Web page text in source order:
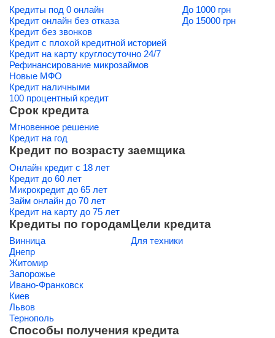
Кредиты под 0 онлайн
Кредит онлайн без отказа
Кредит без звонков
Кредит с плохой кредитной историей
Кредит на карту круглосуточно 24/7
Рефинансирование микрозаймов
Новые МФО
Кредит наличными
100 процентный кредит
До 1000 грн
До 15000 грн
Срок кредита
Мгновенное решение
Кредит на год
Кредит по возрасту заемщика
Онлайн кредит с 18 лет
Кредит до 60 лет
Микрокредит до 65 лет
Займ онлайн до 70 лет
Кредит на карту до 75 лет
Кредиты по городам
Винница
Днепр
Житомир
Запорожье
Ивано-Франковск
Киев
Львов
Тернополь
Цели кредита
Для техники
Способы получения кредита